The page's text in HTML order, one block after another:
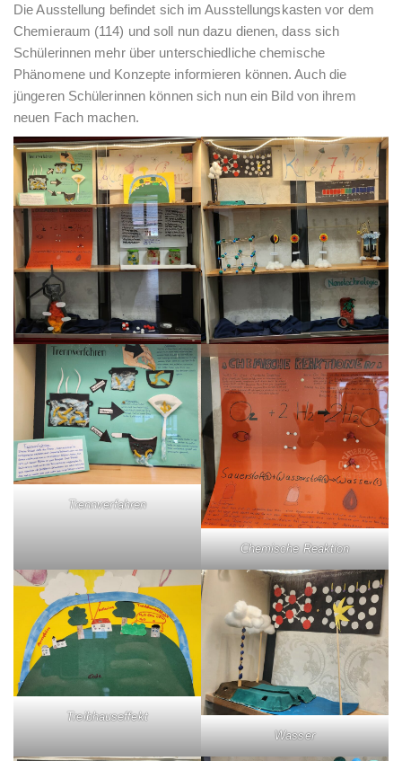
Die Ausstellung befindet sich im Ausstellungskasten vor dem
Chemieraum (114) und soll nun dazu dienen, dass sich
Schülerinnen mehr über unterschiedliche chemische
Phänomene und Konzepte informieren können. Auch die
jüngeren Schülerinnen können sich nun ein Bild von ihrem
neuen Fach machen.
Trennverfahren
Chemische Reaktion
Treibhauseffekt
Wasser